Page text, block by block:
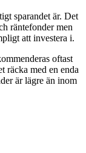
sparandet är. Det
räntefonder men
att investera i.
oftast
räcka med en enda
är lägre än inom